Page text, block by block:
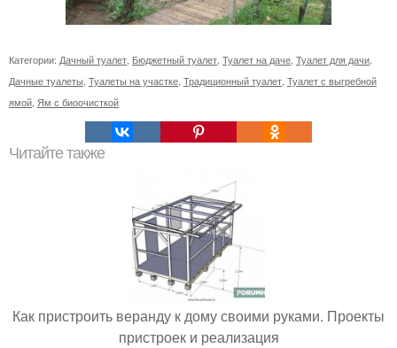
Категории: Дачный туалет Бюджетный туалет Туалет на даче Туалет для дачи
Дачные туалеты Туалеты на участке Традиционный туалет Туалет с выгребной
ямой Ям с биоочисткой
Читайте также
Как пристроить веранду к дому своими руками. Проекты
пристроек и реализация